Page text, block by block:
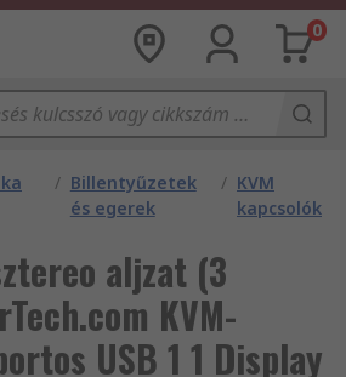
0
/ Billentyűzetek
és egerek
/ KVM
kapcsolók
aljzat (3
KVM-
USB 1 1 Display